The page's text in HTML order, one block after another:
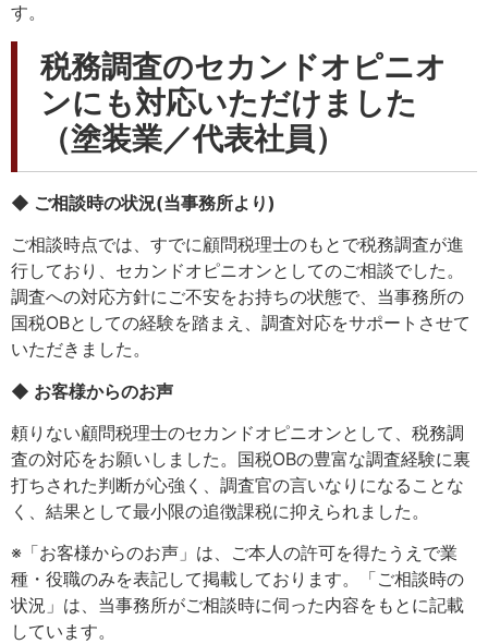
す。
税務調査のセカンドオピニオ
ンにも対応いただけました
（塗装業／代表社員）
◆ ご相談時の状況(当事務所より)
ご相談時点では、すでに顧問税理士のもとで税務調査が進
行しており、セカンドオピニオンとしてのご相談でした。
調査への対応方針にご不安をお持ちの状態で、当事務所の
国税OBとしての経験を踏まえ、調査対応をサポートさせて
いただきました。
◆ お客様からのお声
頼りない顧問税理士のセカンドオピニオンとして、税務調
査の対応をお願いしました。国税OBの豊富な調査経験に裏
打ちされた判断が心強く、調査官の言いなりになることな
く、結果として最小限の追徴課税に抑えられました。
※「お客様からのお声」は、ご本人の許可を得たうえで業
種・役職のみを表記して掲載しております。「ご相談時の
状況」は、当事務所がご相談時に伺った内容をもとに記載
しています。